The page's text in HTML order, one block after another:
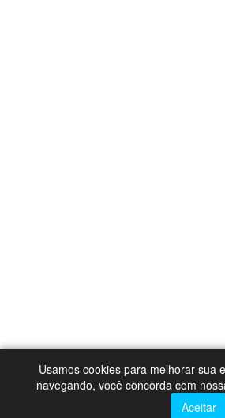
Usamos cookies para melhorar sua
navegando, você concorda com
Aceitar